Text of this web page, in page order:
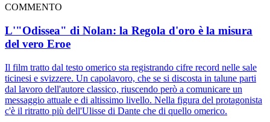
COMMENTO
L'"Odissea" di Nolan: la Regola d'oro è la misura
del vero Eroe
Il film tratto dal testo omerico sta registrando cifre record nelle sale
ticinesi e svizzere. Un capolavoro, che se si discosta in talune parti
dal lavoro dell'autore classico, riuscendo però a comunicare un
messaggio attuale e di altissimo livello. Nella figura del protagonista
c'è il ritratto più dell'Ulisse di Dante che di quello omerico.